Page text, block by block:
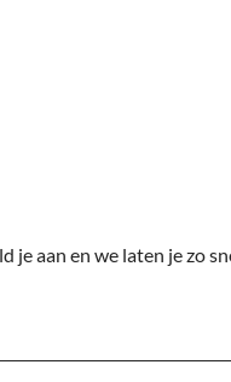
aan en we laten je zo